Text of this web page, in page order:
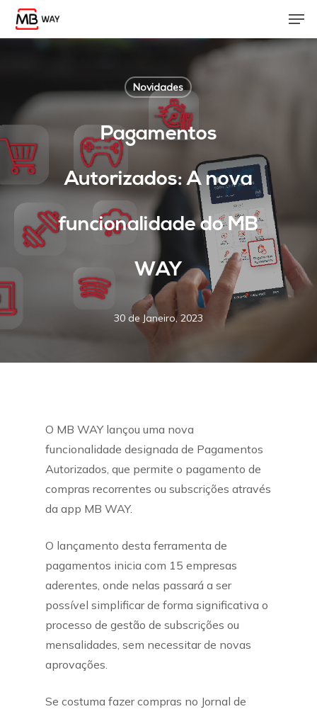
Skip
Novidades
Pagamentos
Autorizados: A nova
funcionalidade do MB
WAY
30 de Janeiro, 2023
O MB WAY lançou uma nova
funcionalidade designada de Pagamentos
Autorizados, que permite o pagamento de
compras recorrentes ou subscrições através
da app MB WAY.
O lançamento desta ferramenta de
pagamentos inicia com 15 empresas
aderentes, onde nelas passará a ser
possível simplificar de forma significativa o
processo de gestão de subscrições ou
mensalidades, sem necessitar de novas
aprovações.
Se costuma fazer compras no Jornal de